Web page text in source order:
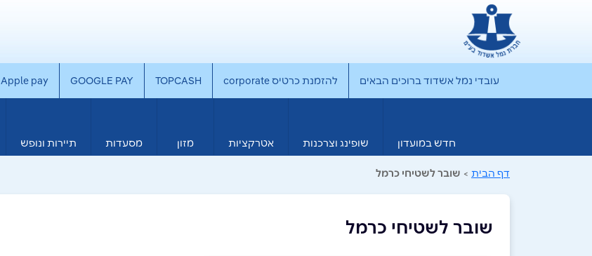
עובדי נמל אשדוד ברוכים הבאים להזמנת כרטיס corporate TOPCASH
GOOGLE PAY
Apple pay
חדש במועדון שופינג וצרכנות אטרקציות מזון מסעדות תיירות ונופש
דף הבית > שובר לשטיחי כרמל
שובר לשטיחי כרמל